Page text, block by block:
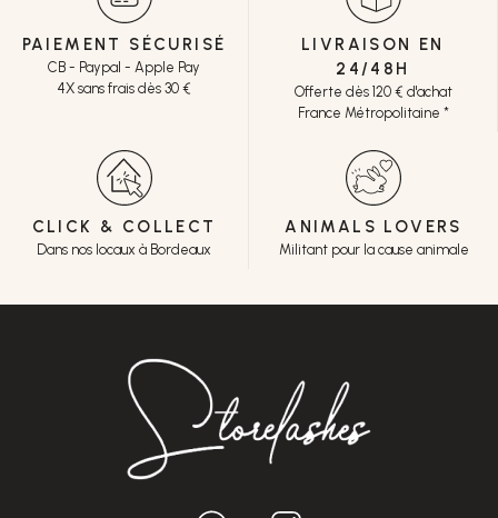
PAIEMENT SÉCURISÉ
CB - Paypal - Apple Pay
4X sans frais dès 30 €
LIVRAISON EN
24/48H
Offerte dès 120 € d'achat
France Métropolitaine *
CLICK & COLLECT
Dans nos locaux à Bordeaux
ANIMALS LOVERS
Militant pour la cause animale